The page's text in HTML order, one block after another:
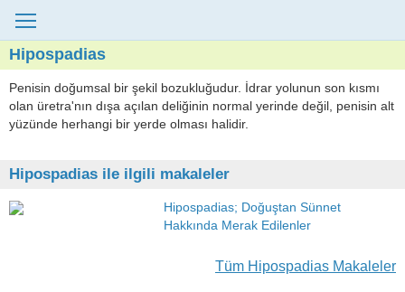
Hipospadias
Penisin doğumsal bir şekil bozukluğudur. İdrar yolunun son kısmı
olan üretra'nın dışa açılan deliğinin normal yerinde değil, penisin alt
yüzünde herhangi bir yerde olması halidir.
Hipospadias ile ilgili makaleler
Hipospadias; Doğuştan Sünnet
Hakkında Merak Edilenler
Tüm Hipospadias Makaleler